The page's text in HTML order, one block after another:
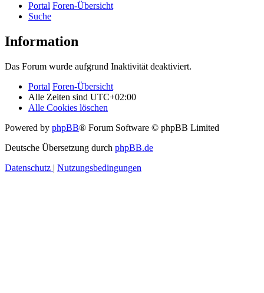
Portal Foren-Übersicht
Suche
Information
Das Forum wurde aufgrund Inaktivität deaktiviert.
Portal Foren-Übersicht
Alle Zeiten sind UTC+02:00
Alle Cookies löschen
Powered by phpBB® Forum Software © phpBB Limited
Deutsche Übersetzung durch phpBB.de
Datenschutz | Nutzungsbedingungen